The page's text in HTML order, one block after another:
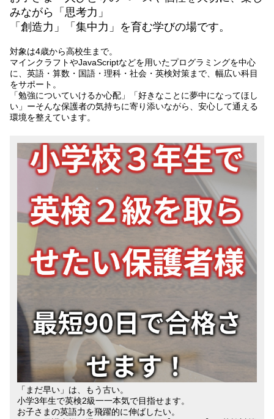
みながら「思考力」
「創造力」「集中力」を育む学びの場です。
対象は4歳から高校生まで。
マインクラフトやJavaScriptなどを用いたプログラミングを中心
に、英語・算数・国語・理科・社会・英検対策まで、幅広い科目
をサポート。
「勉強についていけるか心配」「好きなことに夢中になってほし
い」ーそんな保護者の気持ちに寄り添いながら、安心して通える
環境を整えています。
「まだ早い」は、もう古い。
小学3年生で英検2級一一本気で目指せます。
お子さまの英語力を飛躍的に伸ばしたい。